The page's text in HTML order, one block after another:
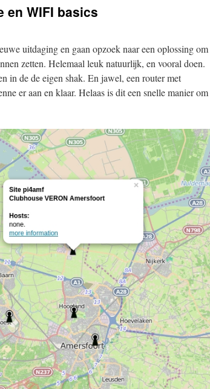
en WIFI basics
uitdaging en gaan opzoek naar een oplossing om
zetten. Helemaal leuk natuurlijk, en vooral doen.
in de de eigen shak. En jawel, een router met
er aan en klaar. Helaas is dit een snelle manier om